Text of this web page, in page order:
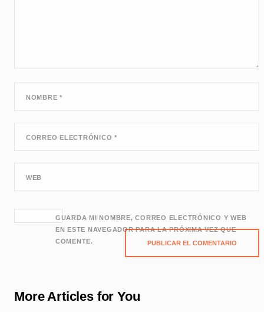
NOMBRE*
CORREO ELECTRÓNICO*
WEB
GUARDA MI NOMBRE, CORREO ELECTRÓNICO Y WEB
EN ESTE NAVEGADOR PARA LA PRÓXIMA VEZ QUE
COMENTE.
More Articles for You